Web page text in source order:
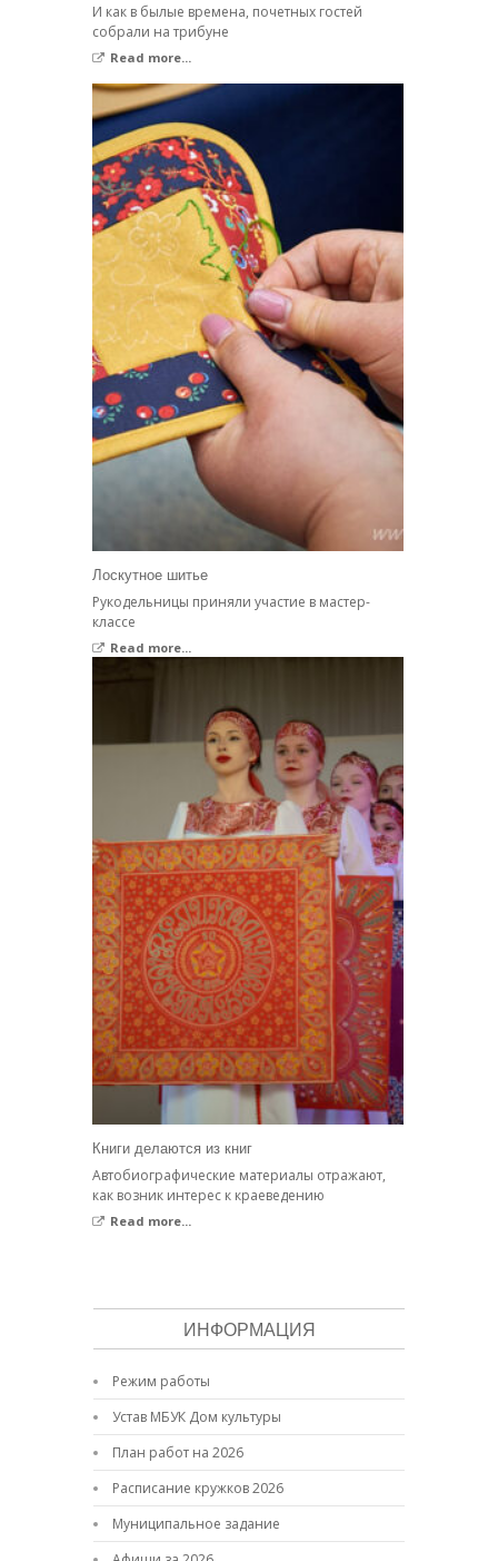
И как в былые времена, почетных гостей
собрали на трибуне
Read more...
Лоскутное шитье
Рукодельницы приняли участие в мастер-
классе
Read more...
Книги делаются из книг
Автобиографические материалы отражают,
как возник интерес к краеведению
Read more...
ИНФОРМАЦИЯ
Режим работы
Устав МБУК Дом культуры
План работ на 2026
Расписание кружков 2026
Муниципальное задание